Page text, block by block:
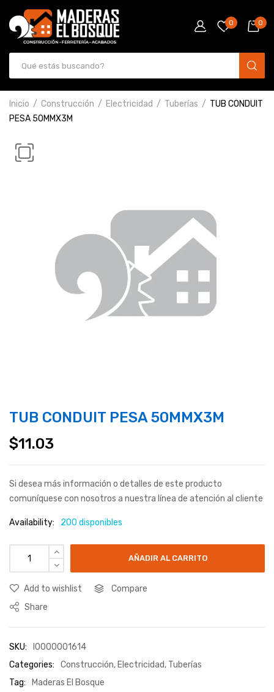
0 0
Inicio Construcción Electricidad Tuberías
TUB CONDUIT
PESA 50MMX3M
TUB CONDUIT PESA 50MMX3M
$11.03
Si desea más información o detalles de este producto
comuníquese con nosotros a nuestra línea de atención al cliente
Availability: 200 disponibles
AÑADIR AL CARRITO
Add to wishlist
Compare
Share
SKU:
I0000001614
Categories:
Construcción, Electricidad, Tuberías
Tag:
Maderas El Bosque